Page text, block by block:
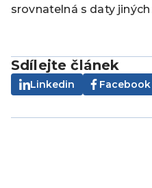
srovnatelná s daty
Sdílejte článek
Linkedin Facebook